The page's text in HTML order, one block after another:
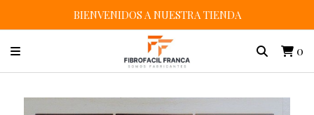
BIENVENIDOS A NUESTRA TIENDA
0